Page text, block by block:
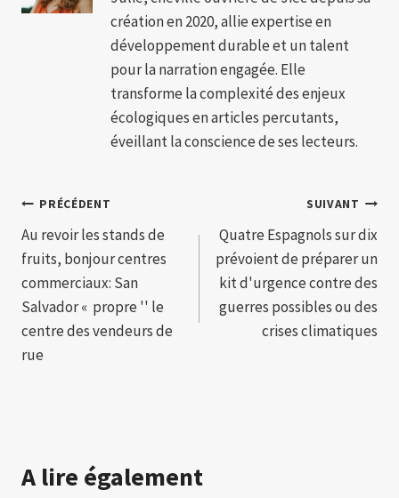
création en 2020, allie expertise en
développement durable et un talent
pour la narration engagée. Elle
transforme la complexité des enjeux
écologiques en articles percutants,
éveillant la conscience de ses lecteurs.
Navigation
de
l’article
PRÉCÉDENT
Au revoir les stands de
fruits, bonjour centres
commerciaux: San
Salvador « propre '' le
centre des vendeurs de
rue
SUIVANT
Quatre Espagnols sur dix
prévoient de préparer un
kit d'urgence contre des
guerres possibles ou des
crises climatiques
A lire également